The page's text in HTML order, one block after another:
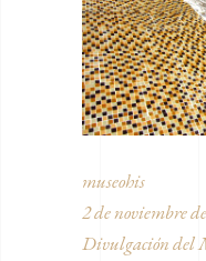
museohis
2 de noviembre
Divulgación del